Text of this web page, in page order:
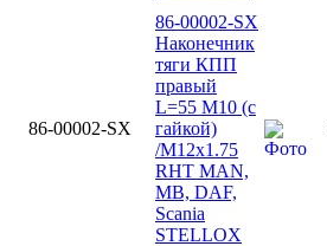
86-00002-SX
86-00002-SX
Наконечник
тяги КПП
правый
L=55 M10 (с
гайкой)
/M12x1.75
RHT MAN,
MB, DAF,
Scania
STELLOX